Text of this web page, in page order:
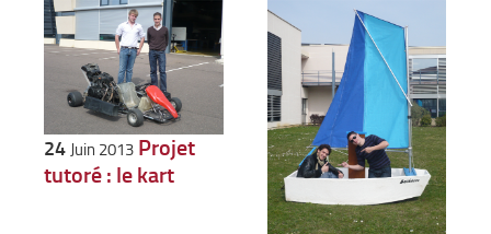
24 Juin 2013 Projet
tutoré : le kart